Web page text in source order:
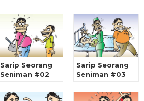
Sarip Seorang
Seniman #02
Sarip Seorang
Seniman #03